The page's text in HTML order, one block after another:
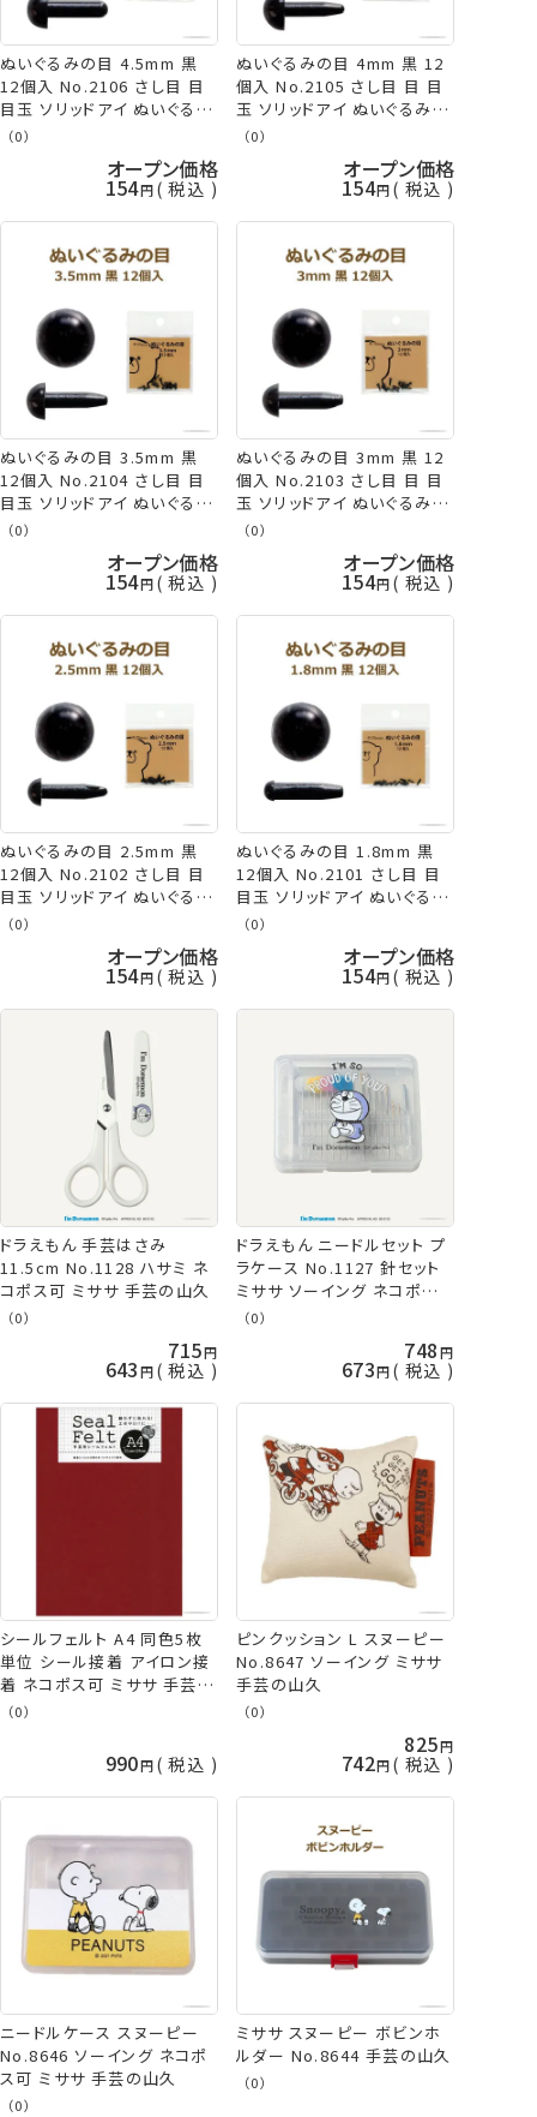
ぬいぐるみの目 4.5mm 黒
12個入 No.2106 さし目 目
目玉 ソリッドアイ ぬいぐるみ
あみぐるみ ネコポス可 ミサ
（0）
オープン価格
154 税込
ぬいぐるみの目 4mm 黒 12
個入 No.2105 さし目 目 目
玉 ソリッドアイ ぬいぐるみ
あみぐるみ ネコポス可 ミサ
（0）
オープン価格
154 税込
ぬいぐるみの目 3.5mm 黒
12個入 No.2104 さし目 目
目玉 ソリッドアイ ぬいぐるみ
あみぐるみ ネコポス可 ミサ
（0）
オープン価格
154 税込
ぬいぐるみの目 3mm 黒 12
個入 No.2103 さし目 目 目
玉 ソリッドアイ ぬいぐるみ
あみぐるみ 羊毛フェルト ネコ
（0）
オープン価格
154 税込
ぬいぐるみの目 2.5mm 黒
12個入 No.2102 さし目 目
目玉 ソリッドアイ ぬいぐるみ
あみぐるみ 羊毛フェルト ネコ
ポス可 ミササ 手芸の山久
（0）
オープン価格
154 税込
ぬいぐるみの目 1.8mm 黒
12個入 No.2101 さし目 目
目玉 ソリッドアイ ぬいぐるみ
あみぐるみ 羊毛フェルト ネコ
ポス可 ミササ 手芸の山久
（0）
オープン価格
154 税込
ドラえもん 手芸はさみ
11.5cm No.1128 ハサミ ネ
コポス可 ミササ 手芸の山久
（0）
715
643 税込
ドラえもん ニードルセット プ
ラケース No.1127 針セット
ミササ ソーイング ネコポス
可 手芸の山久
（0）
748
673 税込
シールフェルト A4 同色5枚
単位 シール接着 アイロン接
着 ネコポス可 ミササ 手芸の
山久
（0）
990 税込
ピンクッション L スヌーピー
No.8647 ソーイング ミササ
手芸の山久
（0）
825
742 税込
ニードルケース スヌーピー
No.8646 ソーイング ネコポ
ス可 ミササ 手芸の山久
（0）
ミササ スヌーピー ボビンホ
ルダー No.8644 手芸の山久
（0）